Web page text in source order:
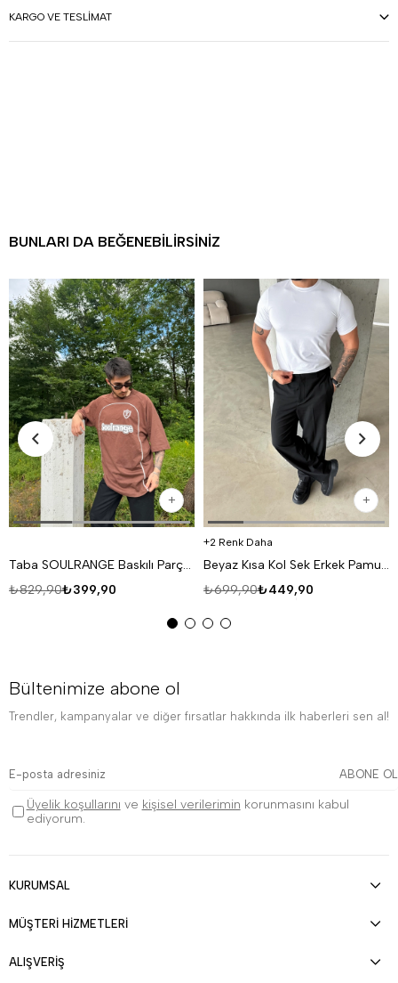
KARGO VE TESLIMAT
BUNLARI DA BEĞENEBILIRSINIZ
Taba SOULRANGE Baskılı Parçalı Oversize T-SHIRT PNC 1009
₺399,90
₺829,90
2 Renk Daha
Beyaz Kısa Kol Sek Erkek Pamuk Likralı T-SHİRT SC
₺449,90
₺699,90
Bültenimize abone ol
Trendler, kampanyalar ve diğer fırsatlar hakkında ilk haberleri sen al!
ABONE OL
Üyelik koşullarını ve kişisel verilerimin korunmasını kabul
ediyorum.
KURUMSAL
MÜŞTERİ HİZMETLERİ
ALIŞVERİŞ